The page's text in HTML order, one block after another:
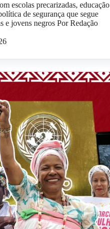
escolas precarizadas, educação
de segurança que segue
e jovens negros Por Redação